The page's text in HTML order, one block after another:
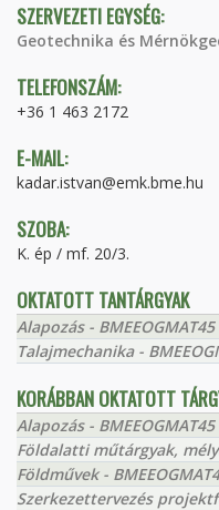
SZERVEZETI EGYSÉG:
Geotechnika és
TELEFONSZÁM:
+36 1 463 2172
E-MAIL:
kadar.istvan@emk.bme.hu
SZOBA:
K. ép / mf. 20/3.
OKTATOTT TANTÁRGYAK
Alapozás - BMEEOGMAT45
Talajmechanika -
KORÁBBAN OKTATOTT
Alapozás - BMEEOGMAT45
Földalatti műtárgyak,
Földművek -
Szerkezettervezés